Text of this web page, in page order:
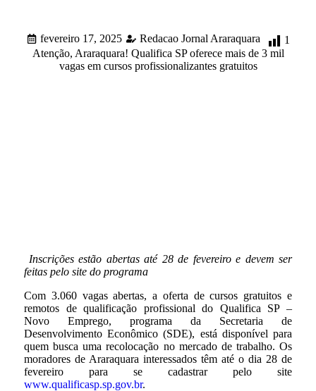
fevereiro 17, 2025 Redacao Jornal Araraquara
1
Atenção, Araraquara! Qualifica SP oferece mais de 3 mil
vagas em cursos profissionalizantes gratuitos
Inscrições estão abertas até 28 de fevereiro e devem ser
feitas pelo site do programa
Com 3.060 vagas abertas, a oferta de cursos gratuitos e
remotos de qualificação profissional do Qualifica SP –
Novo Emprego, programa da Secretaria de
Desenvolvimento Econômico (SDE), está disponível para
quem busca uma recolocação no mercado de trabalho. Os
moradores de Araraquara interessados têm até o dia 28 de
fevereiro para se cadastrar pelo site
www.qualificasp.sp.gov.br.